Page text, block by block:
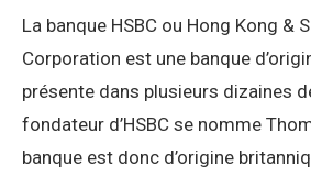
La banque HSBC ou Hong Kong &
Corporation est une banque
présente dans plusieurs dizaines
fondateur d’HSBC se nomme
banque est donc d’origine